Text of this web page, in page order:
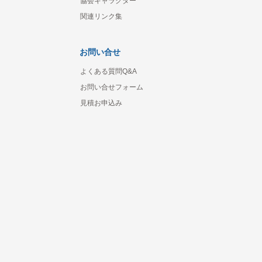
関連リンク集
お問い合せ
よくある質問Q&A
お問い合せフォーム
見積お申込み